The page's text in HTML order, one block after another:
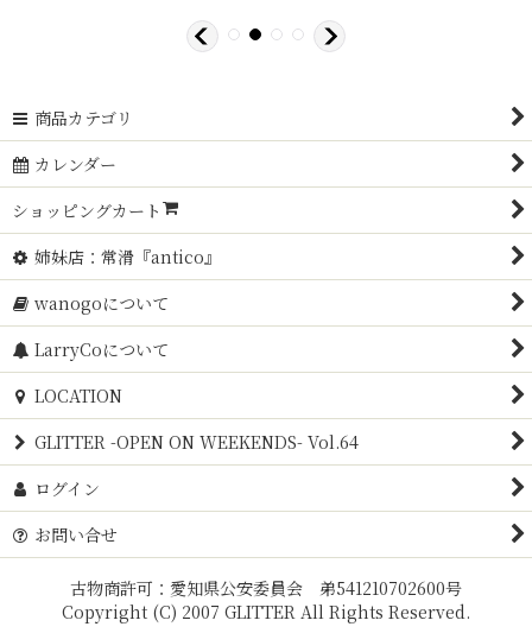
商品カテゴリ
カレンダー
ショッピングカート
姉妹店：常滑『antico』
wanogoについて
LarryCoについて
LOCATION
GLITTER -OPEN ON WEEKENDS- Vol.64
ログイン
お問い合せ
古物商許可：愛知県公安委員会 弟541210702600号
Copyright (C) 2007 GLITTER All Rights Reserved.